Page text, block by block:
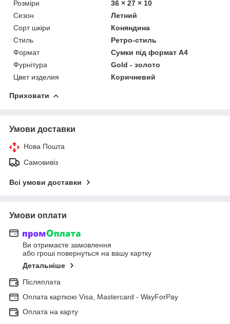
Розміри
36 × 27 × 10
Сезон
Летний
Сорт шкіри
Коняндина
Стиль
Ретро-стиль
Формат
Сумки під формат А4
Фурнітура
Gold - золото
Цвет изделия
Коричневий
Приховати
Умови доставки
Нова Пошта
Самовивіз
Всі умови доставки
Умови оплати
Ви отримаєте замовлення
або гроші повернуться на вашу картку
Детальніше
Післяплата
Оплата карткою Visa, Mastercard - WayForPay
Оплата на карту